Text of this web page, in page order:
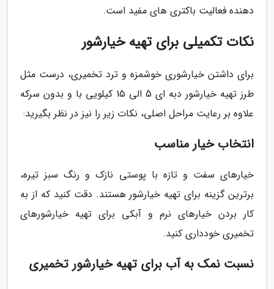
دهنده فعالیت باکتری های مفید است.
نکات تکمیلی برای تهیه خیارشور
برای داشتن خیارشوری خوشمزه و ترد تخمیری، درست مثل
طرز تهیه خیارشور دبه ای 5 الی 15 کیلویی با و بدون سرکه
علاوه بر رعایت مراحل اصلی، نکات زیر را نیز در نظر بگیرید:
انتخاب خیار مناسب
خیارهای سفت و تازه با پوستی نازک و رنگ سبز تیره،
برترین گزینه برای تهیه خیارشور هستند. دقت کنید که از به
کار بردن خیارهای نرم و آبکی برای تهیه خیارشورهای
تخمیری خودداری کنید.
نسبت نمک به آب برای تهیه خیارشور تخمیری